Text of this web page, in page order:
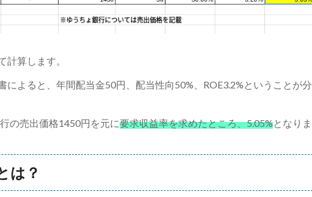
計算します。
によると、年間配当金50円、配当性向50%、ROE3.2%ということが分
の売出価格1450円を元に要求収益率を求めたところ、5.05%となりま
は？